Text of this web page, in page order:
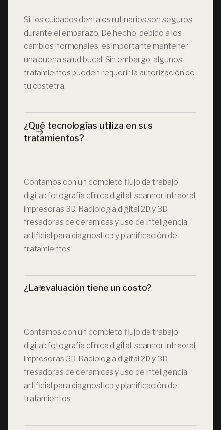
Sí, los cuidados dentales rutinarios son seguros
durante el embarazo. De hecho, debido a los
cambios hormonales, es importante mantener
una buena salud bucal. Sin embargo, algunos
tratamientos pueden requerir la autorización de
tu obstetra.
¿Qué tecnologías utiliza en sus
tratamientos?
Contamos con un completo flujo de trabajo
digital: fotografía clínica digital, scanner intraoral,
impresoras 3D. Radiologia digital 2D y 3D,
fresadoras de ceramicas y uso de inteligencia
artificial para diagnostico y planificación de
tratamientos
¿La evaluación tiene un costo?
Contamos con un completo flujo de trabajo
digital: fotografía clínica digital, scanner intraoral,
impresoras 3D. Radiologia digital 2D y 3D,
fresadoras de ceramicas y uso de inteligencia
artificial para diagnostico y planificación de
tratamientos